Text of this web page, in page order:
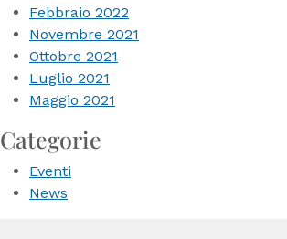
Febbraio 2022
Novembre 2021
Ottobre 2021
Luglio 2021
Maggio 2021
Categorie
Eventi
News